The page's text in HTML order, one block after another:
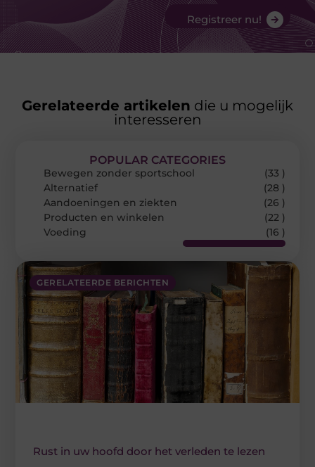
Registreer nu!
Gerelateerde artikelen die u mogelijk
interesseren
GERELATEERDE BERICHTEN
Rust in uw hoofd door het verleden te lezen
POPULAR CATEGORIES
Bewegen zonder sportschool
(33 )
Alternatief
(28 )
Aandoeningen en ziekten
(26 )
Producten en winkelen
(22 )
Voeding
(16 )